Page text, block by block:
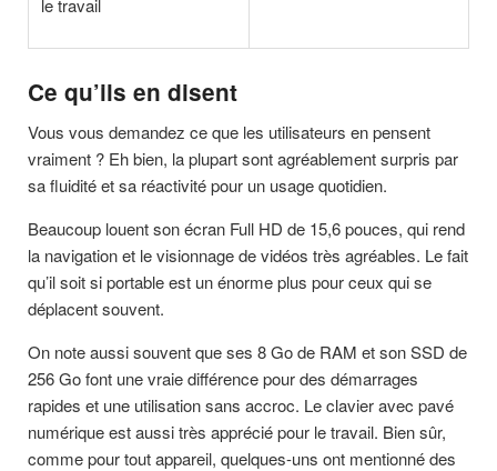
le travail
Ce qu’ils en disent
Vous vous demandez ce que les utilisateurs en pensent
vraiment ? Eh bien, la plupart sont agréablement surpris par
sa fluidité et sa réactivité pour un usage quotidien.
Beaucoup louent son écran Full HD de 15,6 pouces, qui rend
la navigation et le visionnage de vidéos très agréables. Le fait
qu’il soit si portable est un énorme plus pour ceux qui se
déplacent souvent.
On note aussi souvent que ses 8 Go de RAM et son SSD de
256 Go font une vraie différence pour des démarrages
rapides et une utilisation sans accroc. Le clavier avec pavé
numérique est aussi très apprécié pour le travail. Bien sûr,
comme pour tout appareil, quelques-uns ont mentionné des